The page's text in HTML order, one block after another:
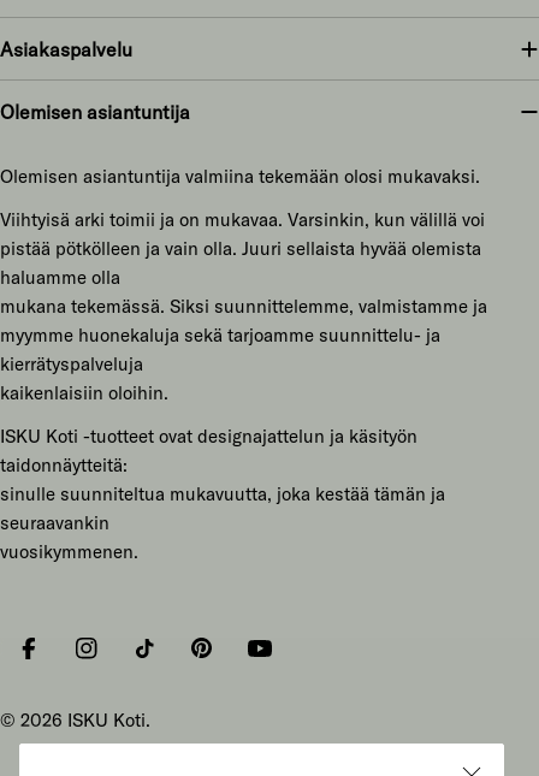
Asiakaspalvelu
Olemisen asiantuntija
Olemisen asiantuntija valmiina tekemään olosi mukavaksi.
Viihtyisä arki toimii ja on mukavaa. Varsinkin, kun välillä voi
pistää pötkölleen ja vain olla. Juuri sellaista hyvää olemista
haluamme olla
mukana tekemässä. Siksi suunnittelemme, valmistamme ja
myymme huonekaluja sekä tarjoamme suunnittelu- ja
kierrätyspalveluja
kaikenlaisiin oloihin.
ISKU Koti -tuotteet ovat designajattelun ja käsityön
taidonnäytteitä:
sinulle suunniteltua mukavuutta, joka kestää tämän ja
seuraavankin
vuosikymmenen.
FacebookInstagramTiktok PinterestYouTube
© 2026 ISKU Koti.